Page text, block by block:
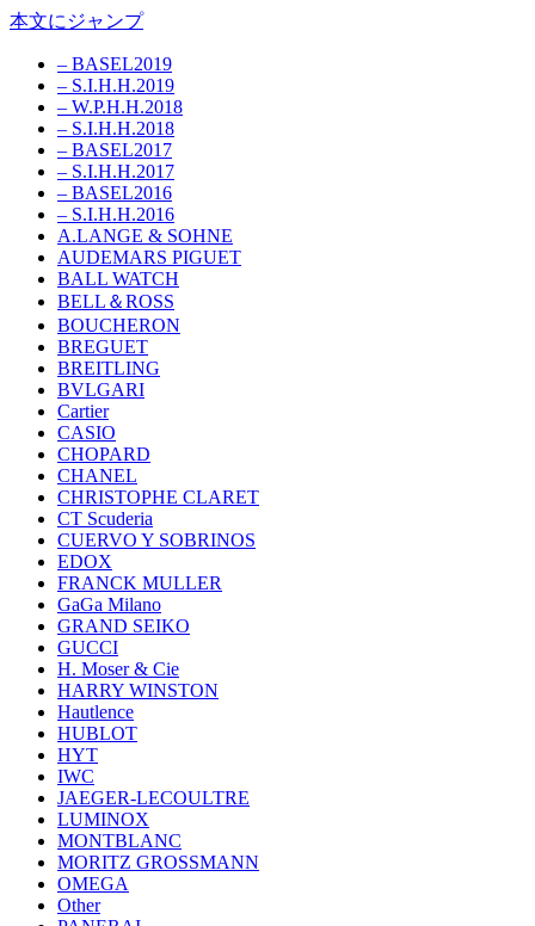
本文にジャンプ
– BASEL2019
– S.I.H.H.2019
– W.P.H.H.2018
– S.I.H.H.2018
– BASEL2017
– S.I.H.H.2017
– BASEL2016
– S.I.H.H.2016
A.LANGE & SOHNE
AUDEMARS PIGUET
BALL WATCH
BELL＆ROSS
BOUCHERON
BREGUET
BREITLING
BVLGARI
Cartier
CASIO
CHOPARD
CHANEL
CHRISTOPHE CLARET
CT Scuderia
CUERVO Y SOBRINOS
EDOX
FRANCK MULLER
GaGa Milano
GRAND SEIKO
GUCCI
H. Moser & Cie
HARRY WINSTON
Hautlence
HUBLOT
HYT
IWC
JAEGER-LECOULTRE
LUMINOX
MONTBLANC
MORITZ GROSSMANN
OMEGA
Other